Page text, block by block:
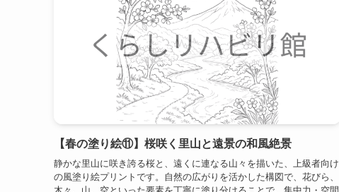
【春の塗り絵⑪】桜咲く里山と遠景の和風絶景
静かな里山に咲き誇る桜と、遠くに連なる山々を描いた、上級者向け
の風塗り絵プリントです。自然の広がりを活かした構図で、花びら、